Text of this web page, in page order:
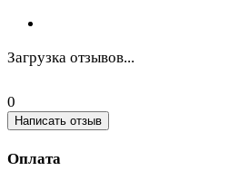
Загрузка отзывов...
0
Написать отзыв
Оплата